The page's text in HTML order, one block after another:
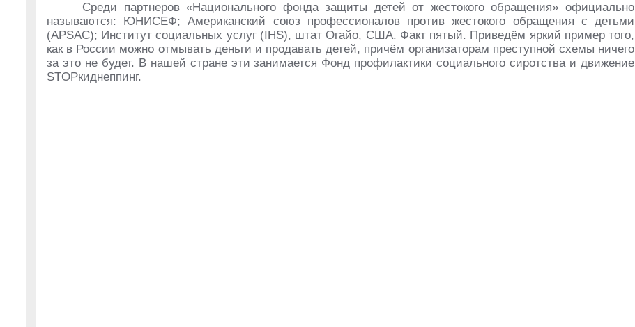
Среди партнеров «Национального фонда защиты детей от жестокого обращения» официально
называются: ЮНИСЕФ; Американский союз профессионалов против жестокого обращения с детьми
(APSAC); Институт социальных услуг (IHS), штат Огайо, США. Факт пятый. Приведём яркий пример того,
как в России можно отмывать деньги и продавать детей, причём организаторам преступной схемы ничего
за это не будет. В нашей стране эти занимается Фонд профилактики социального сиротства и движение
STOPкиднеппинг.